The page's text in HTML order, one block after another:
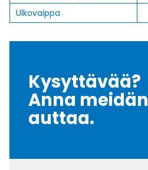
Ulkovaippa
Kysyttävää?
Anna meidän
auttaa.